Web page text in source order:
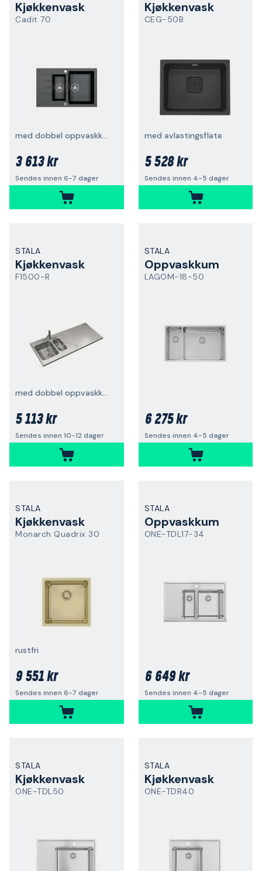
Kjøkkenvask
Cadit 70
med dobbel oppvaskkum, vendbar
3 613 kr
Sendes innen 6-7 dager
Kjøkkenvask
CEG-50B
med avlastingsflate
5 528 kr
Sendes innen 4-5 dager
STALA
Kjøkkenvask
F1500-R
med dobbel oppvaskkum, vendbar
5 113 kr
Sendes innen 10-12 dager
STALA
Oppvaskkum
LAGOM-18-50
6 275 kr
Sendes innen 4-5 dager
STALA
Kjøkkenvask
Monarch Quadrix 30
rustfri
9 551 kr
Sendes innen 6-7 dager
STALA
Oppvaskkum
ONE-TDL17-34
6 649 kr
Sendes innen 4-5 dager
STALA
Kjøkkenvask
ONE-TDL50
STALA
Kjøkkenvask
ONE-TDR40